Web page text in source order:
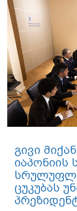
გივი
იაპონიის
ცუკუბას